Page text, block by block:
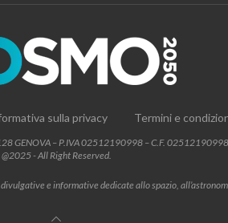
sulla privacy Termini e
GENOVA – P.IVA 02512190998 – C.F. 02512190998
@2025 - All Right Reserved.
e informative dedicate allo spazio,